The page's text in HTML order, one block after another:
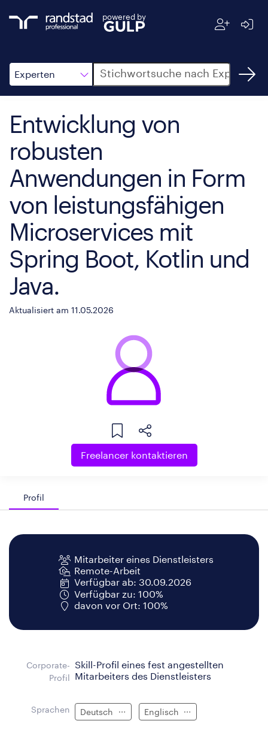
powered by
Experten
Suche
Entwicklung von
robusten
Anwendungen in Form
von leistungsfähigen
Microservices mit
Spring Boot, Kotlin und
Java.
Aktualisiert am 11.05.2026
Freelancer kontaktieren
Profil
Mitarbeiter eines Dienstleisters
Remote-Arbeit
Verfügbar ab: 30.09.2026
Verfügbar zu: 100%
davon vor Ort: 100%
Corporate-
Profil
Skill-Profil eines fest angestellten
Mitarbeiters des Dienstleisters
Sprachen Deutsch Englisch